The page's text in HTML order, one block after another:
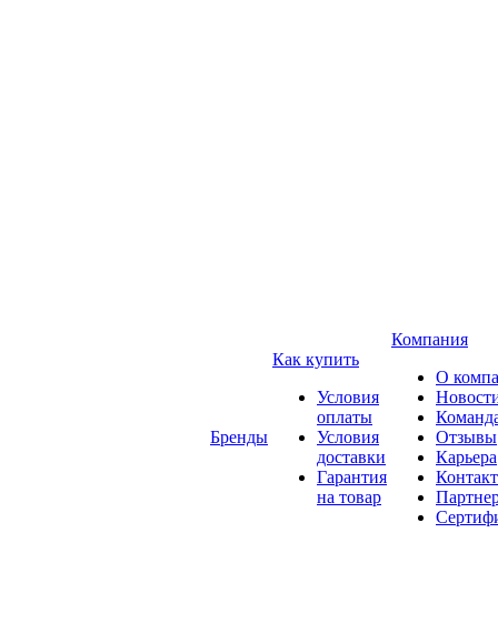
Бренды
Как купить
Условия
оплаты
Условия
доставки
Гарантия
на товар
Компания
О
Отзывы
Карьера